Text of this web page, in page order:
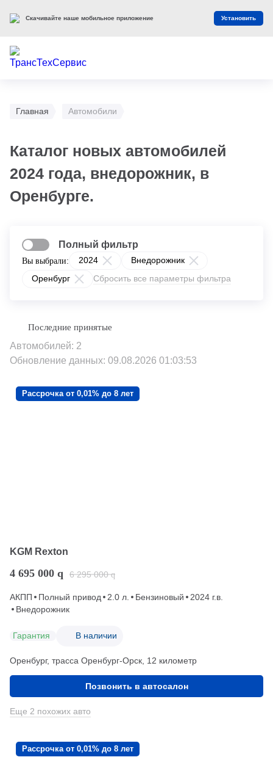
Главная Автомобили
Каталог новых автомобилей
2024 года, внедорожник, в
Оренбурге.
Вы выбрали: 2024
Внедорожник
Оренбург
Сбросить все параметры фильтра
Полный фильтр
Автомобилей: 2
Обновление данных: 09.08.2026 01:03:53
Рассрочка от 0,01% до 8 лет
KGM Rexton
4 695 000 q 6 295 000 q
АКПП Полный привод 2.0 л. Бензиновый
2024 г.в.
Внедорожник
Гарантия В наличии
Оренбург, трасса Оренбург-Орск, 12 километр
Позвонить в автосалон
Еще 2 похожих авто
Рассрочка от 0,01% до 8 лет
Скачивайте наше мобильное приложение Установить